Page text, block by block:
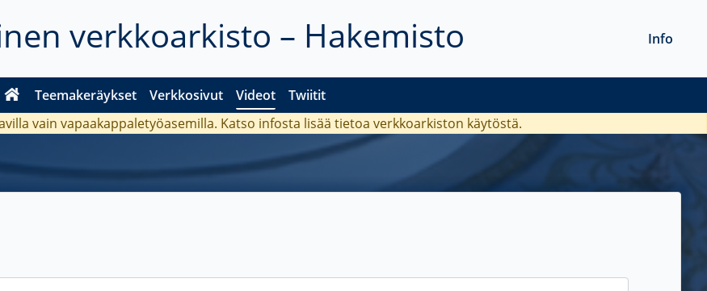
verkkoarkisto – Hakemisto
Teemakeräykset Verkkosivut Videot Twiitit
Info
vain vapaakappaletyöasemilla. Katso infosta lisää tietoa verkkoarkiston käytöstä.